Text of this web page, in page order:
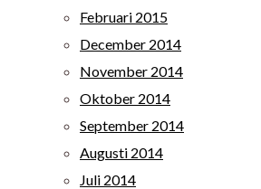
Februari 2015
December 2014
November 2014
Oktober 2014
September 2014
Augusti 2014
Juli 2014